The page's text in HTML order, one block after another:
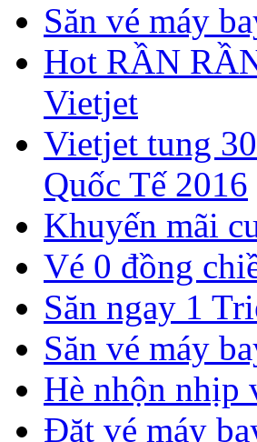
Săn vé máy
Hot RẦN
Vietjet
Vietjet tung
Quốc Tế 2016
Khuyến mãi
Vé 0 đồng
Săn ngay 1
Săn vé máy
Hè nhộn nhịp
Đặt vé máy